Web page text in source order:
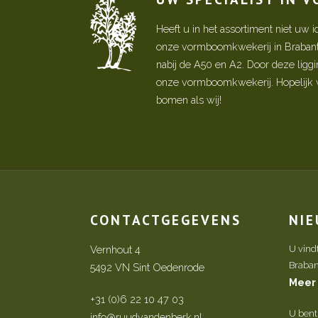
Heeft u in het assortiment niet uw
onze vormboomkwekerij in
nabij de A50 en A2. Door deze
onze vormboomkwekerij. Hopelijk
bomen als wij!
CONTACTGEGEVENS
Vernhout 4
5492 VN Sint Oedenrode
+31 (0)6 22 10 47 03
U
U